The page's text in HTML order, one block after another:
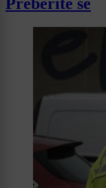
Preberite še